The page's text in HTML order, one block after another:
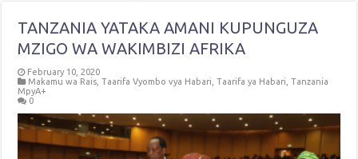
TANZANIA YATAKA AMANI KUPUNGUZA
MZIGO WA WAKIMBIZI AFRIKA
February 10, 2020
Makamu wa Rais ,Taarifa Vyombo vya Habari ,Taarifa ya Habari ,Tanzania
MpyA+
0